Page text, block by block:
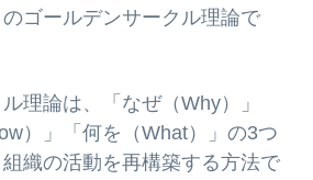
ゴールデンサークル理論で
理論は、「なぜ（Why）」
）」「何を（What）」の3つ
織の活動を再構築する方法で